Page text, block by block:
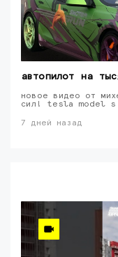
автопилот на
новое видео от
сил! tesla model s
7 дней назад